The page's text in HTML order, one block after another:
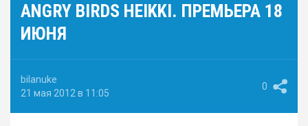
ANGRY BIRDS HEIKKI. ПРЕМЬЕРА 18
ИЮНЯ
bilanuke
21 мая 2012 в 11:05
0